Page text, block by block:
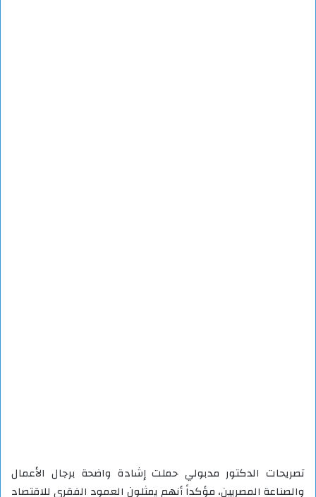
تصريحات الدكتور مدبولي حملت إشادة واضحة برجال الأعمال
والصناعة المصريين، مؤكداً أنهم يمثلون العمود الفقري للاقتصاد